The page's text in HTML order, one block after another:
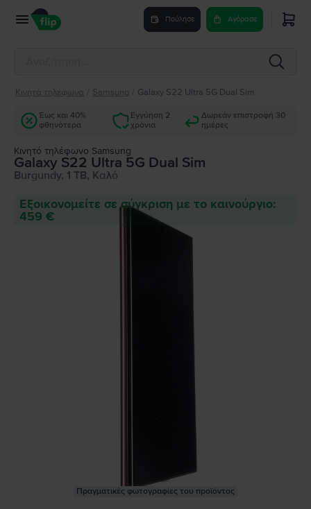
Πούλησε Αγόρασε
Κινητά τηλέφωνα Samsung Galaxy S22 Ultra 5G Dual Sim
Έως και 40%
φθηνότερα
Εγγύηση 2
χρόνια
Δωρεάν επιστροφή 30
ημέρες
Κινητό τηλέφωνο Samsung
Galaxy S22 Ultra 5G Dual Sim
Burgundy, 1 TB, Καλό
Εξοικονομείτε σε σύγκριση με το καινούργιο:
459 €
Πραγματικές φωτογραφίες του προϊόντος